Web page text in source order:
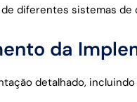
de diferentes sistemas
da
detalhado,